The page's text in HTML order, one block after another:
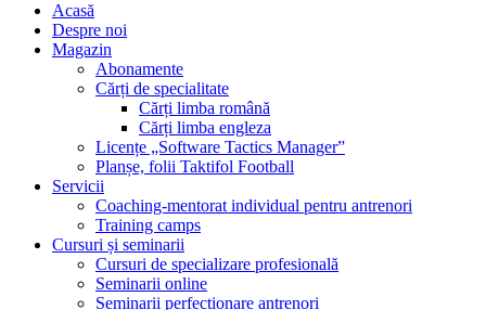
Acasă
Despre noi
Magazin
Abonamente
Cărți de specialitate
Cărți limba română
Cărți limba engleza
Licențe „Software Tactics Manager”
Planșe, folii Taktifol Football
Servicii
Coaching-mentorat individual pentru antrenori
Training camps
Cursuri și seminarii
Cursuri de specializare profesională
Seminarii online
Seminarii perfecționare antrenori